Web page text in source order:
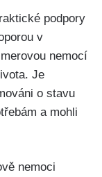
podpory
v
nemocí
Je
o stavu
a mohli
nemoci